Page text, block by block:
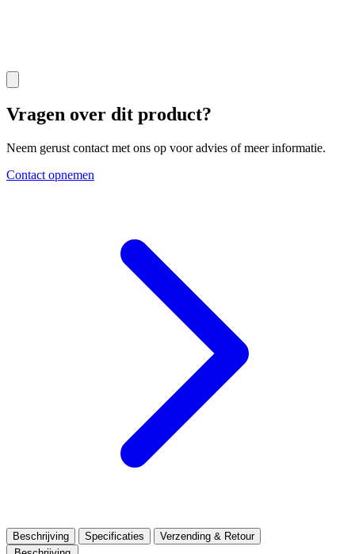
Vragen over dit product?
Neem gerust contact met ons op voor advies of meer informatie.
Contact opnemen
Beschrijving Specificaties
Verzending & Retour